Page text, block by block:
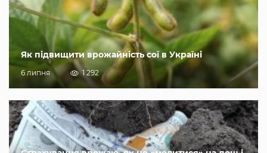
Як підвищити врожайність сої в Україні
6 липня 1 292